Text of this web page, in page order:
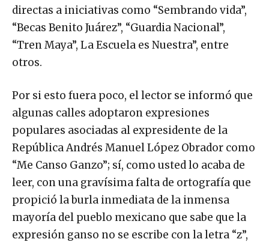
directas a iniciativas como “Sembrando vida”,
“Becas Benito Juárez”, “Guardia Nacional”,
“Tren Maya”, La Escuela es Nuestra”, entre
otros.
Por si esto fuera poco, el lector se informó que
algunas calles adoptaron expresiones
populares asociadas al expresidente de la
República Andrés Manuel López Obrador como
“Me Canso Ganzo”; sí, como usted lo acaba de
leer, con una gravísima falta de ortografía que
propició la burla inmediata de la inmensa
mayoría del pueblo mexicano que sabe que la
expresión ganso no se escribe con la letra “z”,